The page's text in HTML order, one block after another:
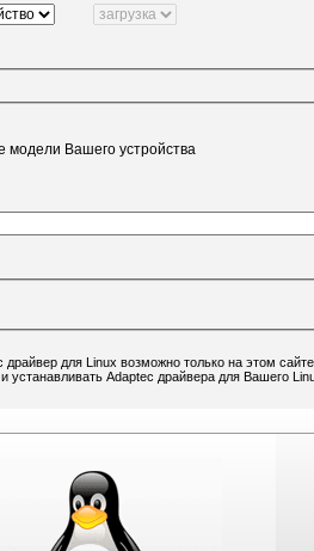
модели Вашего устройства
для Linux возможно только на этом
устанавливать Adaptec драйвера для Вашего